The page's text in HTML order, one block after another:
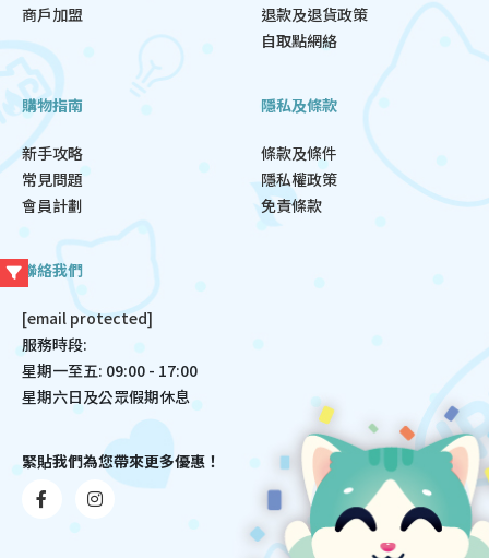
商戶加盟
退款及退貨政策
自取點網絡
購物指南
新手攻略
常見問題
會員計劃
隱私及條款
條款及條件
隱私權政策
免責條款
聯絡我們
[email protected]
服務時段:
星期一至五: 09:00 - 17:00
星期六日及公眾假期休息
緊貼我們為您帶來更多優惠！